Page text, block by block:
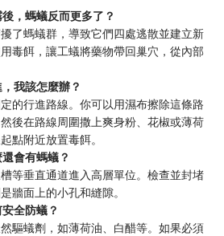
，螞蟻反而更多了？
了螞蟻群，導致它們四處逃散並建立新
毒餌，讓工蟻將藥物帶回巢穴，從內部
我該怎麼辦？
的行進路線。你可以用濕布擦除這條路
後在路線周圍撒上爽身粉、花椒或薄荷
點附近放置毒餌。
會有螞蟻？
等垂直通道進入高層單位。檢查並封堵
牆面上的小孔和縫隙。
全防蟻？
驅蟻劑，如薄荷油、白醋等。如果必須